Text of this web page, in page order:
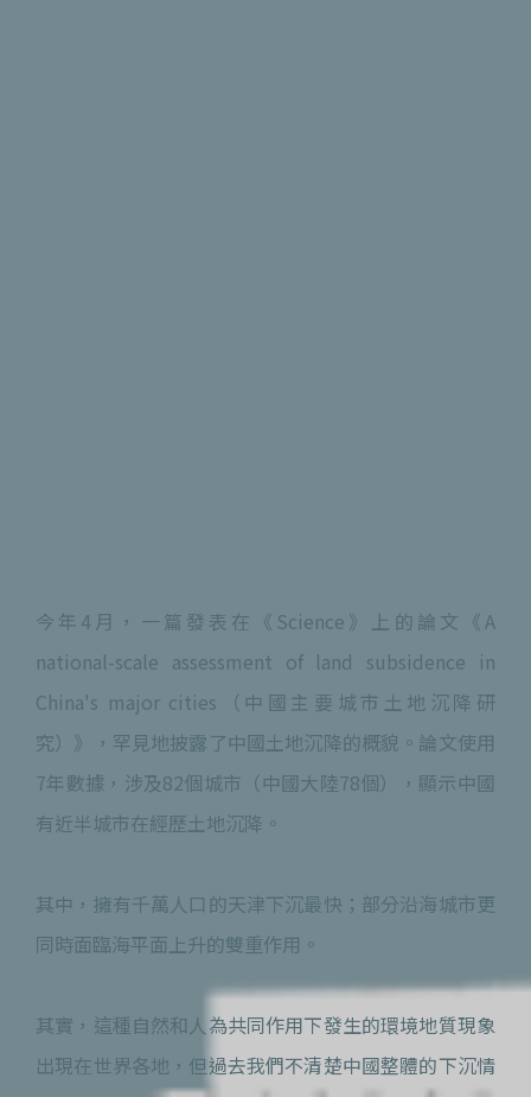
今年4月，一篇發表在《Science》上的論文《A
national-scale assessment of land subsidence in
China's major cities（中國主要城市土地沉降研
究）》，罕見地披露了中國土地沉降的概貌。論文使用
7年數據，涉及82個城市（中國大陸78個），顯示中國
有近半城市在經歷土地沉降。
其中，擁有千萬人口的天津下沉最快；部分沿海城市更
同時面臨海平面上升的雙重作用。
其實，這種自然和人為共同作用下發生的環境地質現象
出現在世界各地，但過去我們不清楚中國整體的下沉情